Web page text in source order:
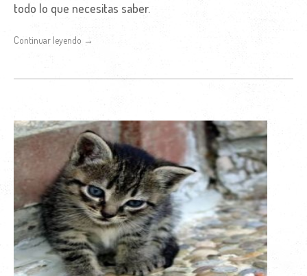
todo lo que necesitas saber.
Continuar leyendo →